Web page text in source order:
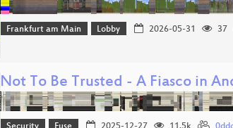
Frankfurt am Main Lobby 2026-05-31 37
Not To Be Trusted - A Fiasco in